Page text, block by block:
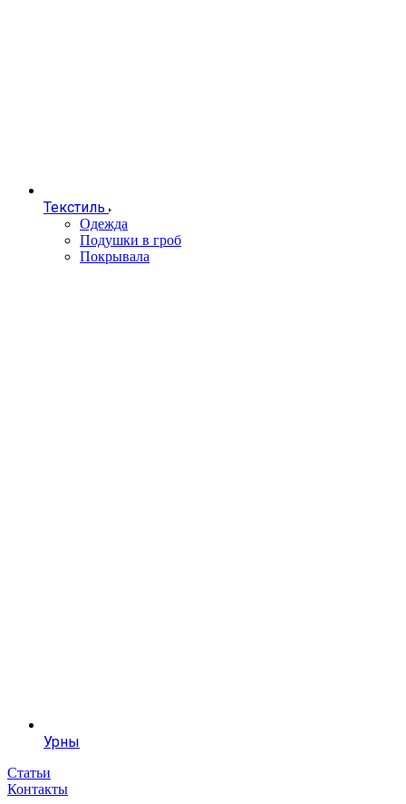
Текстиль
Одежда
Подушки в гроб
Покрывала
Урны
Статьи
Контакты